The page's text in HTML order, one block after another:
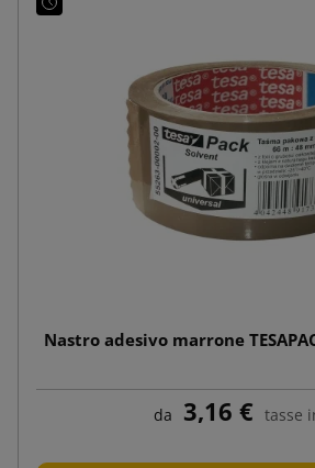
Nastro adesivo marrone
da 3,16 € tasse